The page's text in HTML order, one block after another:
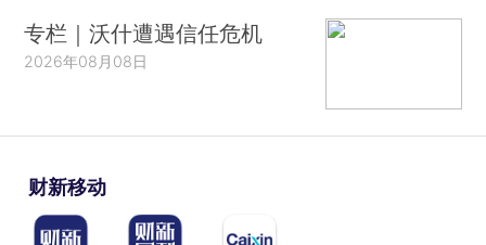
专栏｜沃什遭遇信任危机
2026年08月08日
财新移动